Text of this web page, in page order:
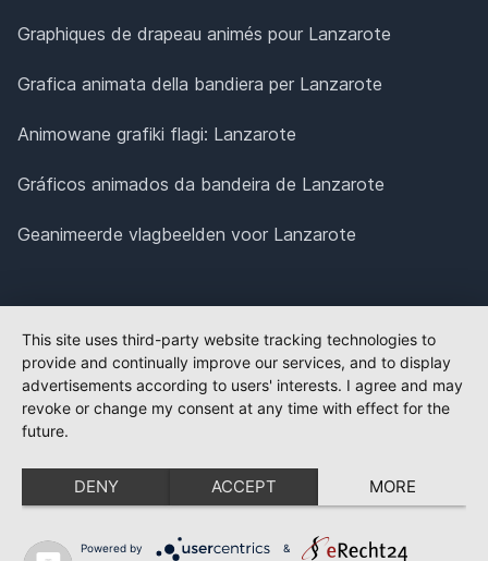
Graphiques de drapeau animés pour Lanzarote
Grafica animata della bandiera per Lanzarote
Animowane grafiki flagi: Lanzarote
Gráficos animados da bandeira de Lanzarote
Geanimeerde vlagbeelden voor Lanzarote
This site uses third-party website tracking technologies to
provide and continually improve our services, and to display
advertisements according to users' interests. I agree and may
revoke or change my consent at any time with effect for the
future.
DENY ACCEPT MORE
Powered by &